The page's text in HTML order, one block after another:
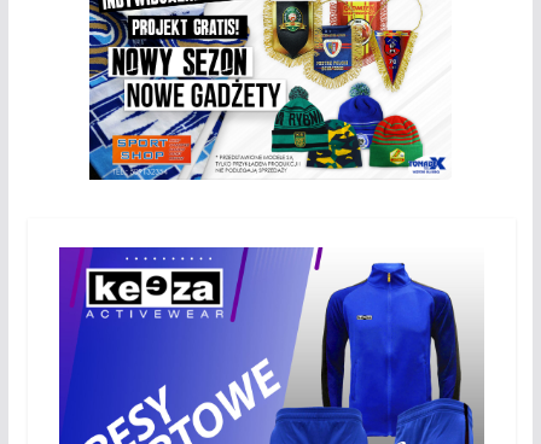
Ostatnie wpisy
Nasze piłkarskie zespoły w toku przygotowań do sezonu.
Kolejne gry kontrolne przed nimi